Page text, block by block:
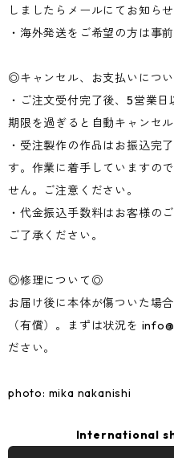
しましたらメールにてお知らせ
・海外発送をご希望の方は事
◎キャンセル、お支払いにつ
・ご注文受付完了後、5営業日
期限を過ぎると自動キャンセル
・受注製作の作品はお振込完
す。作業に着手していますの
せん。ご注意ください。
・代金振込手数料はお客様の
ご了承ください。
◎修理について◎
お届け後に本体が傷ついた場
（有償）。まずは状況を
ださい。
photo: mika nakanishi
International